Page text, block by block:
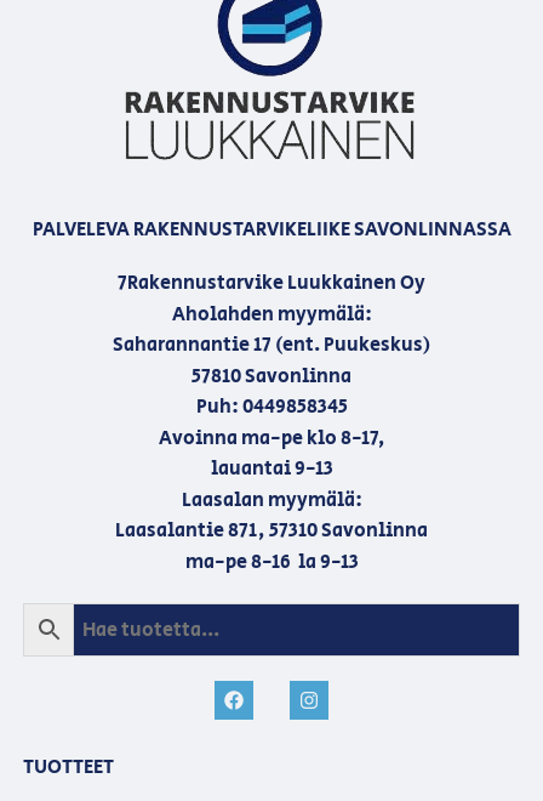
PALVELEVA RAKENNUSTARVIKELIIKE SAVONLINNASSA
7Rakennustarvike Luukkainen Oy
Aholahden myymälä:
Saharannantie 17 (ent. Puukeskus)
57810 Savonlinna
Puh: 0449858345
Avoinna ma-pe klo 8-17,
lauantai 9-13
Laasalan myymälä:
Laasalantie 871, 57310 Savonlinna
ma-pe 8-16 la 9-13
TUOTTEET